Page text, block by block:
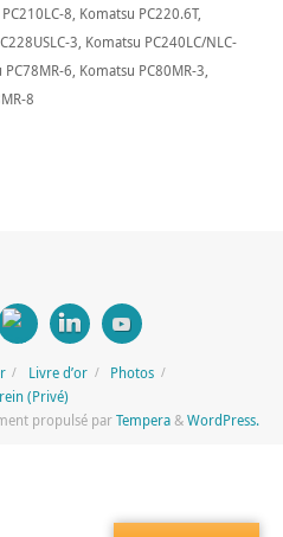
8, Komatsu PC220.6T,
3, Komatsu PC240LC/NLC-
PC78MR-6, Komatsu PC80MR-3,
8
Livre d’or
Photos
(Privé)
propulsé parTempera&WordPress.